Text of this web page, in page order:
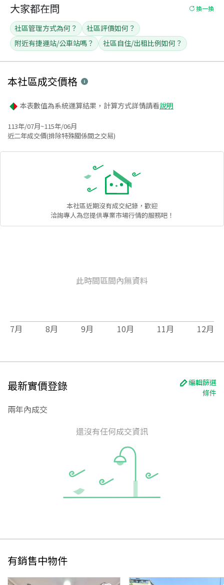
大家都在問 換一換
社區管理方式為何？
社區評價如何？
附近有捷運站/公車站嗎？
社區自住/出租比例如何？
本社區成交價格
本表數值為系統運算結果，計算方式詳情請看說明
113年/07月~115年/06月
近二年成交價(排除特殊關係間之交易)
本社區近期沒有成交紀錄，歡迎
洽詢專人為您提供專業市場行情的服務吧！
此時間區間內無資料
7月 8月 9月 10月 11月 12月
最新實價登錄
編輯篩選
條件
兩年內成交
還沒有任何成交資訊
有銷售中物件